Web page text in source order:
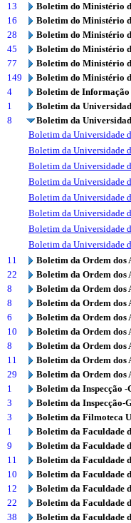
13
Boletim do Ministério
16
Boletim do Ministério
28
Boletim do Ministério
45
Boletim do Ministério
77
Boletim do Ministério
149
Boletim do Ministério
4
Boletim de
1
Boletim da
8
Boletim da
Boletim da Universidade
Boletim da Universidade
Boletim da Universidade
Boletim da Universidade
Boletim da Universidade
Boletim da Universidade
Boletim da Universidade
Boletim da Universidade
11
Boletim da Ordem dos
22
Boletim da Ordem dos
8
Boletim da Ordem dos
8
Boletim da Ordem dos
6
Boletim da Ordem dos
10
Boletim da Ordem dos
8
Boletim da Ordem dos
11
Boletim da Ordem dos
29
Boletim da Ordem dos
1
Boletim da Inspecção
3
Boletim da Inspecção-
3
Boletim da Filmoteca
1
Boletim da Faculdade
9
Boletim da Faculdade
11
Boletim da Faculdade
10
Boletim da Faculdade
12
Boletim da Faculdade
22
Boletim da Faculdade
38
Boletim da Faculdade